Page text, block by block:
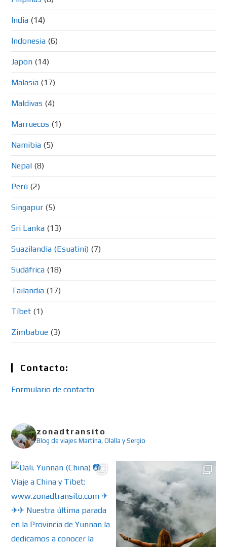
India (14)
Indonesia (6)
Japon (14)
Malasia (17)
Maldivas (4)
Marruecos (1)
Namibia (5)
Nepal (8)
Perú (2)
Singapur (5)
Sri Lanka (13)
Suazilandia (Esuatini) (7)
Sudáfrica (18)
Tailandia (17)
Tíbet (1)
Zimbabue (3)
Contacto:
Formulario de contacto
zonadtransito
Blog de viajes Martina, Olalla y Sergio